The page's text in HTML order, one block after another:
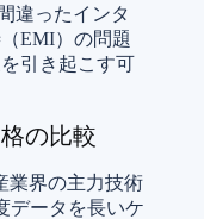
違ったインタ
EMI）の問題
引き起こす可
の比較
業界の主力技術
データを長いケ